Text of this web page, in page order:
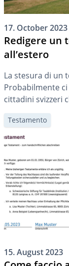
17. October 2023
Redigere un
all’estero
La stesura di un
Probabilmente
cittadini svizzeri
redigere il loro
svizzera. Qui
Svizzeri
Testamento
15. August 2023